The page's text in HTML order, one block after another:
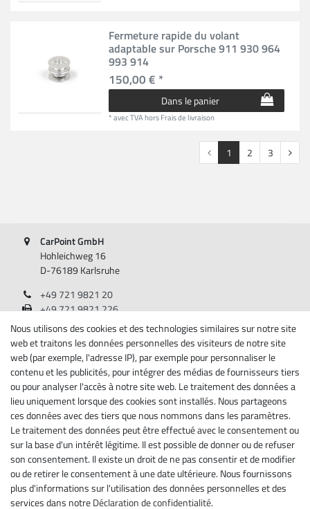
Fermeture rapide du volant
adaptable sur Porsche 911 930 964
993 914
150,00 € *
Dans le panier
*avec TVAhorsFrais de livraison
1 2 3
CarPoint GmbH
Hohleichweg 16
D-76189 Karlsruhe
+49 721 9821 20
+49 721 9821 226
Lundi - Vendredi, 08:00 - 17:00
Renseignements
A propos de nous
Mentions légales
Déclaration de confidentialité
Conditions générales
Droit de rétractation
Rétracter le contrat ici
Contact
Nous utilisons des cookies et des technologies similaires sur notre site
web et traitons les données personnelles des visiteurs de notre site
web (par exemple, l'adresse IP), par exemple pour personnaliser le
contenu et les publicités, pour intégrer des médias de fournisseurs tiers
ou pour analyser l'accès à notre site web. Le traitement des données a
lieu uniquement lorsque des cookies sont installés. Nous partageons
ces données avec des tiers que nous nommons dans les paramètres.
Le traitement des données peut être effectué avec le consentement ou
sur la base d'un intérêt légitime. Il est possible de donner ou de refuser
son consentement. Il existe un droit de ne pas consentir et de modifier
ou de retirer le consentement à une date ultérieure. Nous fournissons
plus d'informations sur l'utilisation des données personnelles et des
services dans notreDéclaration de confidentialité.